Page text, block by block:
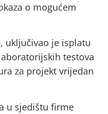
o mogućem
uključivao je isplatu
testova
za projekt vrijedan
u sjedištu firme